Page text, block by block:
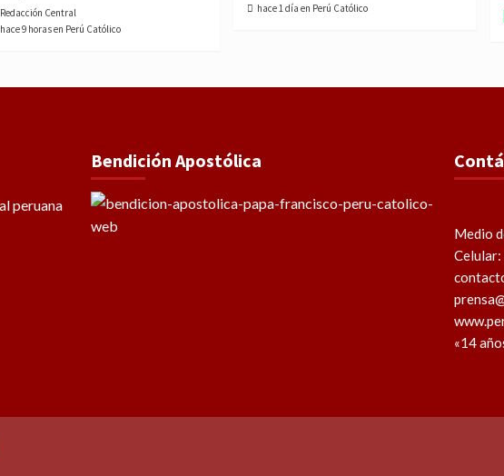
Redacción Central
hace 9 horas en Perú Católico
hace 1 día en Perú Católico
Bendición Apostólica
Medio
«14